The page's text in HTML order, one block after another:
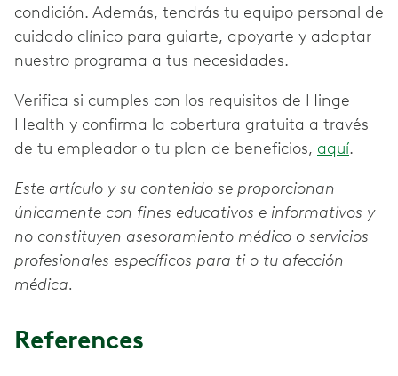
condición. Además, tendrás tu equipo personal de
cuidado clínico para guiarte, apoyarte y adaptar
nuestro programa a tus necesidades.
Verifica si cumples con los requisitos de Hinge
Health y confirma la cobertura gratuita a través
de tu empleador o tu plan de beneficios, aquí.
Este artículo y su contenido se proporcionan
únicamente con fines educativos e informativos y
no constituyen asesoramiento médico o servicios
profesionales específicos para ti o tu afección
médica.
References